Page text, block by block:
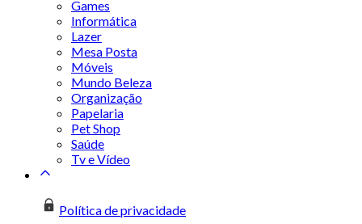
Games
Informática
Lazer
Mesa Posta
Móveis
Mundo Beleza
Organização
Papelaria
Pet Shop
Saúde
Tv e Vídeo
Política de privacidade